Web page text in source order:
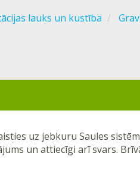
lauks un kustība
uz jebkuru Saules
un attiecīgi arī svars.